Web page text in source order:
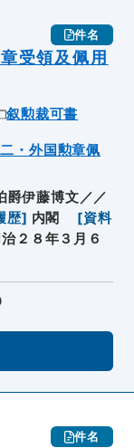
件名
受領及佩用
叙勲裁可書
・外国勲章佩
爵伊藤博文／／
歴] 内閣 [資料
２８年３月６
件名